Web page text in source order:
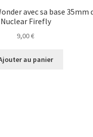
avec sa base 35mm
Nuclear Firefly
9,00€
au panier